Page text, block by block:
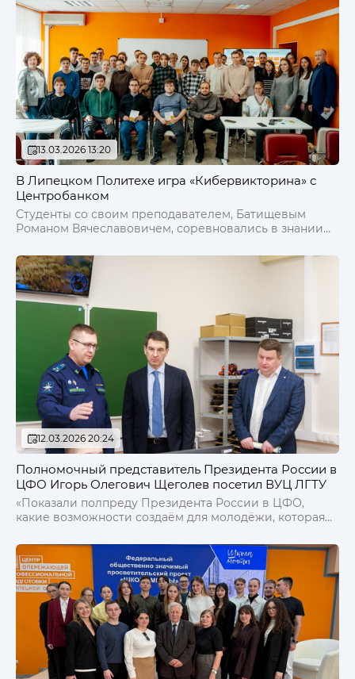
13.03.2026 13:20
В Липецком Политехе игра «Кибервикторина» с
Центробанком
Студенты со своим преподавателем, Батищевым
Романом Вячеславовичем, соревновались в знании
кибербезопасности, проверяя реакцию и смекалку в
различных сценариях.
12.03.2026 20:24
Полномочный представитель Президента России в
ЦФО Игорь Олегович Щеголев посетил ВУЦ ЛГТУ
«Показали полпреду Президента России в ЦФО,
какие возможности создаём для молодёжи, которая
профессий. Это операторы БПЛА.